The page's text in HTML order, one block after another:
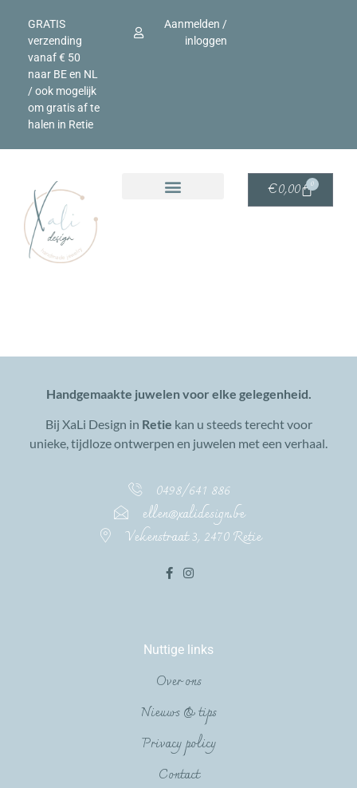
GRATIS
verzending
vanaf € 50
naar BE en NL
/ ook mogelijk
om gratis af te
halen in Retie
Aanmelden /
inloggen
€0,00 0
Handgemaakte juwelen voor elke gelegenheid.
Bij XaLi Design in Retie kan u steeds terecht voor
unieke, tijdloze ontwerpen en juwelen met een verhaal.
0498/641 886
ellen@xalidesign.be
Vekenstraat 3, 2470 Retie
Nuttige links
Over ons
Nieuws & tips
Privacy policy
Contact